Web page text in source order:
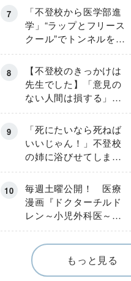
「不登校から医学部進
学」“ラップとフリース
クール”でトンネルを脱
して高校受験へ〔元野
球少年の実話〕
【不登校のきっかけは
先生でした】「意見の
ない人間は損する」担
任の一言が苦しみに…
《第１話》
「死にたいなら死ねば
いいじゃん！」不登校
の姉に浴びせてしまっ
た言葉【番外編・後
編】
毎週土曜公開！ 医療
漫画『ドクターチルド
レン～小児外科医～』
【Episode.４】
もっと見る